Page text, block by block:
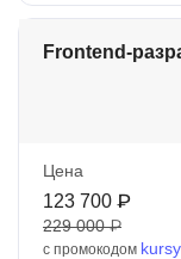
Frontend-
Цена
123 700 ₽
229 000 ₽
с промокодом